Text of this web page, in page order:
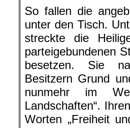
So fallen die
unter den Tisch.
streckte die
parteigebundenen
besetzen. Sie
Besitzern Grund
nunmehr im
Landschaften“.
Worten „Freiheit